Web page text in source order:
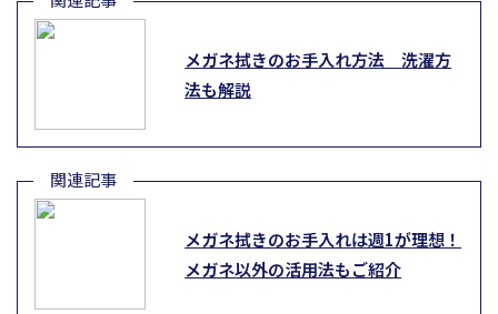
メガネ拭きのお手入れ方法 洗濯方
法も解説
メガネ拭きのお手入れは週1が理想！
メガネ以外の活用法もご紹介